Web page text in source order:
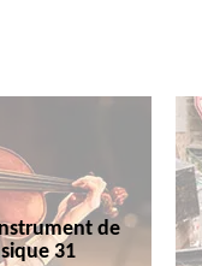
de
31